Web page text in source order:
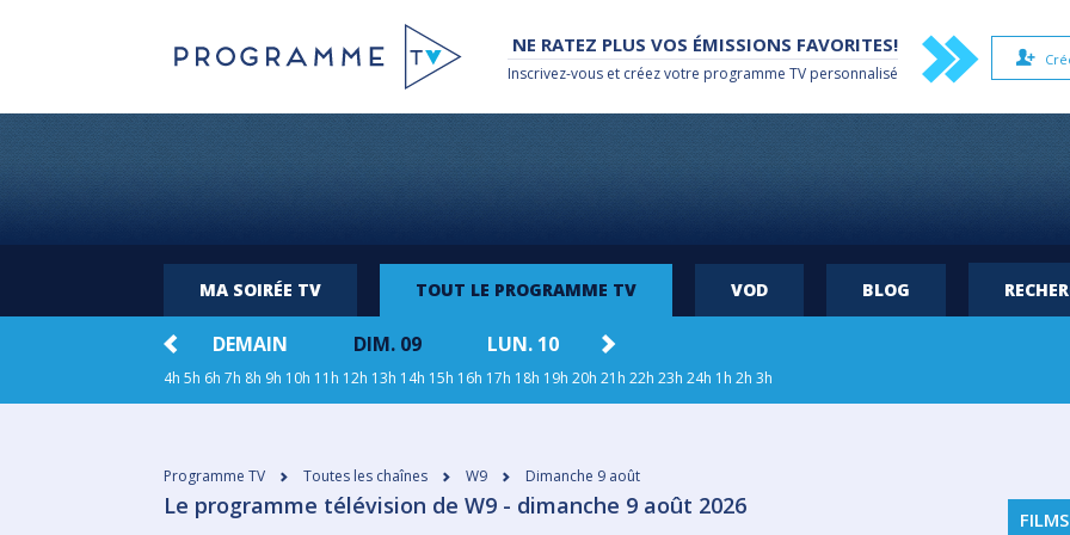
NE RATEZ PLUS VOS ÉMISSIONS FAVORITES!
Inscrivez-vous et créez votre programme TV personnalisé
MA SOIRÉE TV TOUT LE PROGRAMME TV VOD BLOG
DEMAIN DIM. 09 LUN. 10
4h 5h 6h 7h 8h 9h 10h 11h 12h 13h 14h 15h 16h 17h 18h 19h 20h 21h 22h 23h 24h 1h 2h 3h
Programme TV Toutes les chaînes W9 Dimanche 9 août
Le programme télévision de W9 - dimanche 9 août 2026